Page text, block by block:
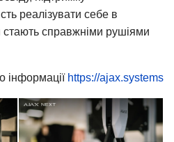
реалізувати себе в
стають справжніми рушіями
інформації https://ajax.systems